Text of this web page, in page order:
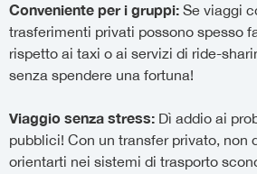
Conveniente per i gruppi: Se viaggi
trasferimenti privati possono spesso
rispetto ai taxi o ai servizi di ride-
senza spendere una fortuna!
Viaggio senza stress: Dì addio ai
pubblici! Con un transfer privato, non
orientarti nei sistemi di trasporto